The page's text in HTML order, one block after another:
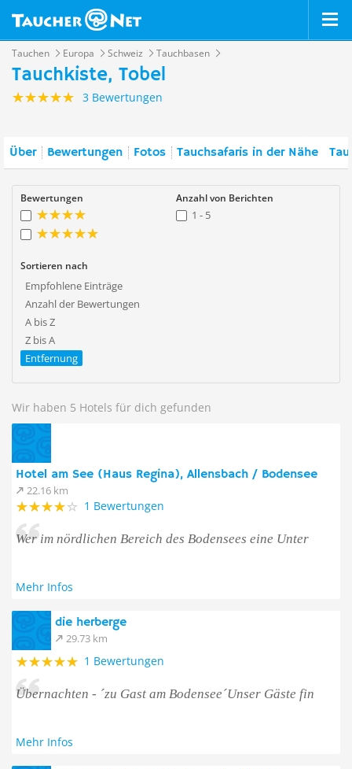
Tauchen Europa Schweiz Tauchbasen
Tauchkiste, Tobel
3 Bewertungen
Über Bewertungen Fotos Tauchsafaris in der Nähe
Bewertungen Anzahl von Berichten
1 - 5
Sortieren nach
Empfohlene Einträge
Anzahl der Bewertungen
A bis Z
Z bis A
Entfernung
Wir haben 5 Hotels für dich gefunden
Hotel am See (Haus Regina), Allensbach / Bodensee
22.16 km
1 Bewertungen
Wer im nördlichen Bereich des Bodensees eine Unter
Mehr Infos
die herberge
29.73 km
1 Bewertungen
Übernachten - ´zu Gast am Bodensee´Unser Gäste fin
Mehr Infos